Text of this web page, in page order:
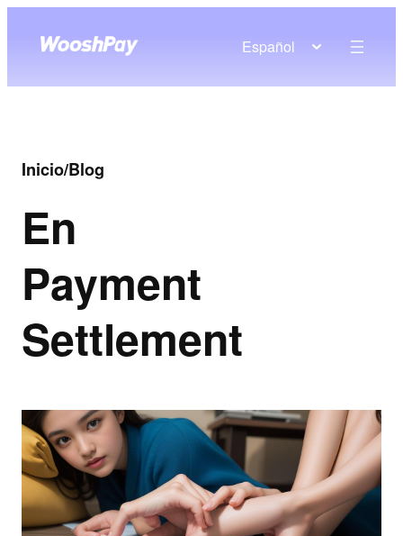
Español
Inicio/Blog
En
Payment
Settlement